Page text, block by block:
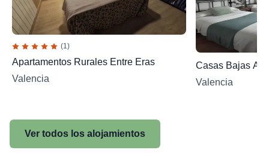
(1)
Apartamentos Rurales Entre Eras
Valencia
Casas Bajas
Valencia
Ver todos los alojamientos